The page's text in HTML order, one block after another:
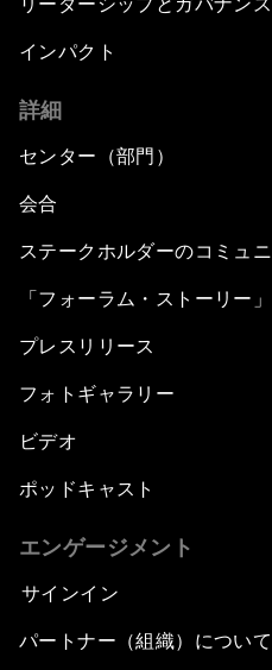
インパクト
詳細
センター（部門）
会合
ステークホルダーのコミュ
「フォーラム・ストーリー」
プレスリリース
フォトギャラリー
ビデオ
ポッドキャスト
エンゲージメント
サインイン
パートナー（組織）について